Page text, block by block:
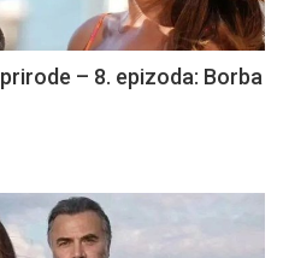
– 8. epizoda: Borba